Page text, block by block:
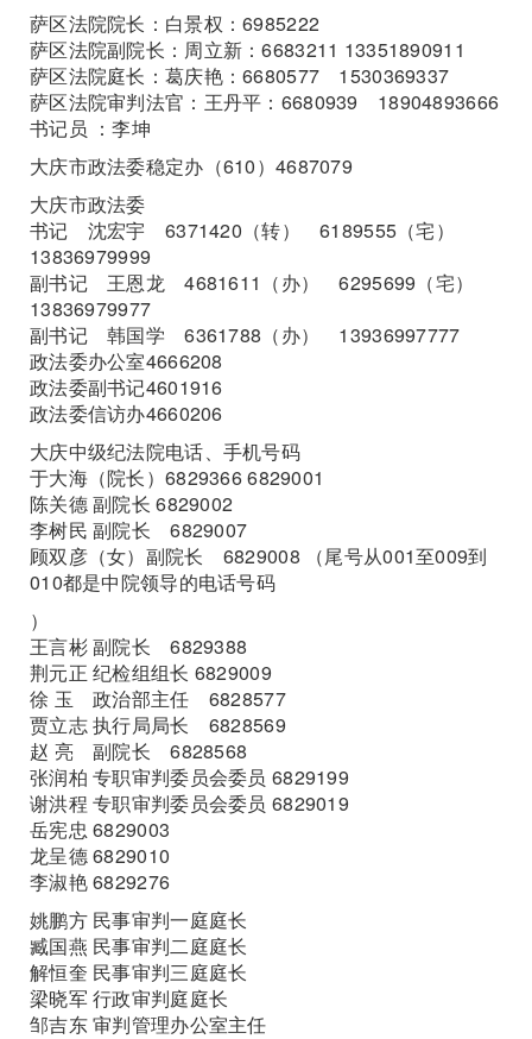
萨区法院院长：白景权：6985222
萨区法院副院长：周立新：6683211 13351890911
萨区法院庭长：葛庆艳：6680577 1530369337
萨区法院审判法官：王丹平：6680939 18904893666
书记员 ：李坤
大庆市政法委稳定办（610）4687079
大庆市政法委
书记 沈宏宇 6371420（转） 6189555（宅）
13836979999
副书记 王恩龙 4681611（办） 6295699（宅）
13836979977
副书记 韩国学 6361788（办） 13936997777
政法委办公室4666208
政法委副书记4601916
政法委信访办4660206
大庆中级纪法院电话、手机号码
于大海（院长）6829366 6829001
陈关德 副院长 6829002
李树民 副院长 6829007
顾双彦（女）副院长 6829008 （尾号从001至009到
010都是中院领导的电话号码
）
王言彬 副院长 6829388
荆元正 纪检组组长 6829009
徐 玉 政治部主任 6828577
贾立志 执行局局长 6828569
赵 亮 副院长 6828568
张润柏 专职审判委员会委员 6829199
谢洪程 专职审判委员会委员 6829019
岳宪忠 6829003
龙呈德 6829010
李淑艳 6829276
姚鹏方 民事审判一庭庭长
臧国燕 民事审判二庭庭长
解恒奎 民事审判三庭庭长
梁晓军 行政审判庭庭长
邹吉东 审判管理办公室主任